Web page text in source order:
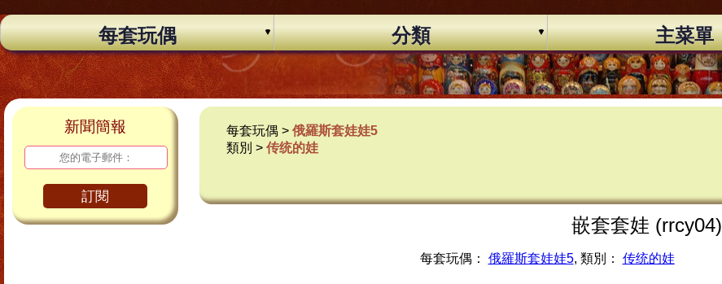
每套玩偶 分類 主菜單
新聞簡報
訂閱
每套玩偶 >俄羅斯套娃娃5
類別 >传统的娃
嵌套套娃 (rrcy04)
每套玩偶： 俄羅斯套娃娃5, 類別： 传统的娃